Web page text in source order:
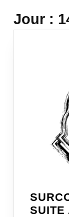
Jour :
SUITE